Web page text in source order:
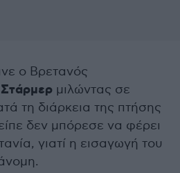
ο Βρετανός
μιλώντας σε
τη διάρκεια της πτήσης
δεν μπόρεσε να φέρει
γιατί η εισαγωγή του